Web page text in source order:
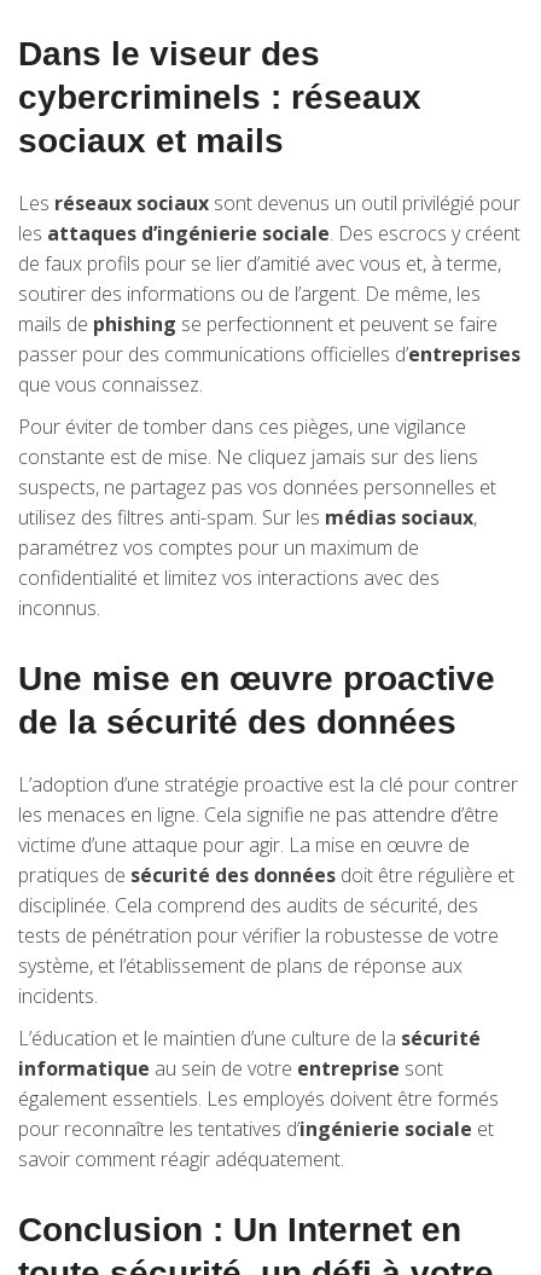
Dans le viseur des
cybercriminels : réseaux
sociaux et mails
Les réseaux sociaux sont devenus un outil privilégié pour
les attaques d’ingénierie sociale. Des escrocs y créent
de faux profils pour se lier d’amitié avec vous et, à terme,
soutirer des informations ou de l’argent. De même, les
mails de phishing se perfectionnent et peuvent se faire
passer pour des communications officielles d’entreprises
que vous connaissez.
Pour éviter de tomber dans ces pièges, une vigilance
constante est de mise. Ne cliquez jamais sur des liens
suspects, ne partagez pas vos données personnelles et
utilisez des filtres anti-spam. Sur les médias sociaux,
paramétrez vos comptes pour un maximum de
confidentialité et limitez vos interactions avec des
inconnus.
Une mise en œuvre proactive
de la sécurité des données
L’adoption d’une stratégie proactive est la clé pour contrer
les menaces en ligne. Cela signifie ne pas attendre d’être
victime d’une attaque pour agir. La mise en œuvre de
pratiques de sécurité des données doit être régulière et
disciplinée. Cela comprend des audits de sécurité, des
tests de pénétration pour vérifier la robustesse de votre
système, et l’établissement de plans de réponse aux
incidents.
L’éducation et le maintien d’une culture de la sécurité
informatique au sein de votre entreprise sont
également essentiels. Les employés doivent être formés
pour reconnaître les tentatives d’ingénierie sociale et
savoir comment réagir adéquatement.
Conclusion : Un Internet en